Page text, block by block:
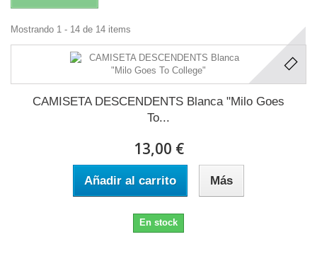
Mostrando 1 - 14 de 14 items
CAMISETA DESCENDENTS Blanca "Milo Goes
To...
13,00 €
Añadir al carrito Más
En stock